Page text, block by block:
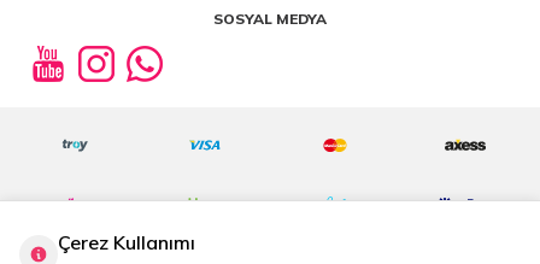
SOSYAL MEDYA
Çerez Kullanımı